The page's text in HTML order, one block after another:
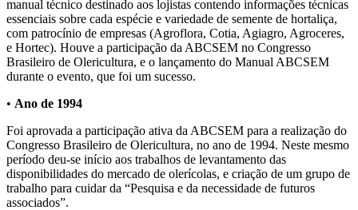
manual técnico destinado aos lojistas contendo informações técnicas
essenciais sobre cada espécie e variedade de semente de hortaliça,
com patrocínio de empresas (Agroflora, Cotia, Agiagro, Agroceres,
e Hortec). Houve a participação da ABCSEM no Congresso
Brasileiro de Olericultura, e o lançamento do Manual ABCSEM
durante o evento, que foi um sucesso.
• Ano de 1994
Foi aprovada a participação ativa da ABCSEM para a realização do
Congresso Brasileiro de Olericultura, no ano de 1994. Neste mesmo
período deu-se início aos trabalhos de levantamento das
disponibilidades do mercado de olerícolas, e criação de um grupo de
trabalho para cuidar da “Pesquisa e da necessidade de futuros
associados”.